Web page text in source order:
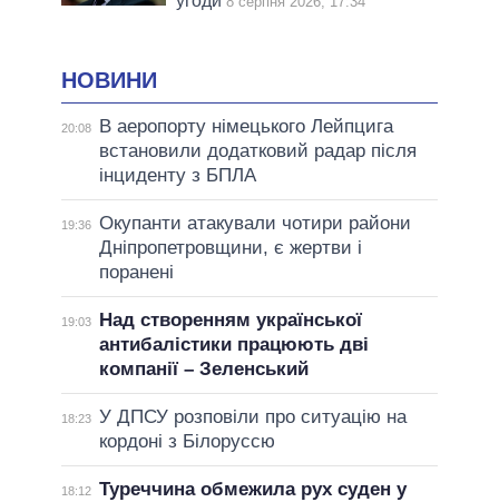
НОВИНИ
20:08
В аеропорту німецького Лейпцига
встановили додатковий радар після
інциденту з БПЛА
19:36 Окупанти атакували чотири райони
Дніпропетровщини, є жертви і
поранені
19:03
Над створенням української
антибалістики працюють дві
компанії – Зеленський
18:23 У ДПСУ розповіли про ситуацію на
кордоні з Білоруссю
18:12 Туреччина обмежила рух суден у